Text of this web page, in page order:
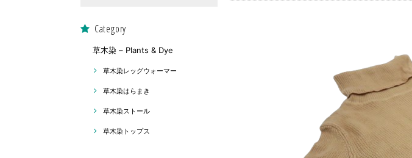
Category
草木染 – Plants & Dye
草木染レッグウォーマー
草木染はらまき
草木染ストール
草木染トップス